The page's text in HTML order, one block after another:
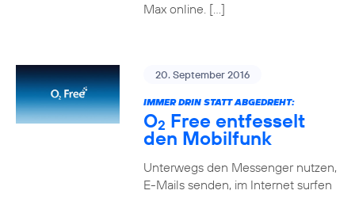
Max online. […]
20. September 2016
IMMER DRIN STATT ABGEDREHT:
O2 Free entfesselt
den Mobilfunk
Unterwegs den Messenger nutzen,
E-Mails senden, im Internet surfen